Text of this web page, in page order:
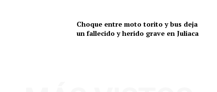
Diario los AndesChoque entre moto torito y bus deja
un fallecido y herido grave en Juliaca